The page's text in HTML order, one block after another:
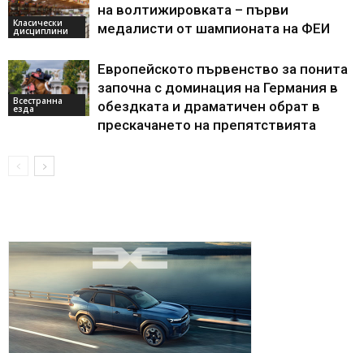
Класически
дисциплини
на волтижировката – първи
медалисти от шампионата на ФЕИ
Всестранна
езда
Европейското първенство за понита
започна с доминация на Германия в
обездката и драматичен обрат в
прескачането на препятствията